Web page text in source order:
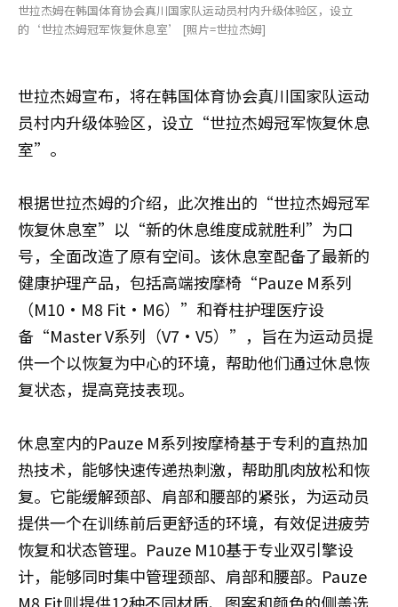
世拉杰姆在韩国体育协会真川国家队运动员村内升级体验区，设立
的‘世拉杰姆冠军恢复休息室’ [照片=世拉杰姆]
世拉杰姆宣布，将在韩国体育协会真川国家队运动
员村内升级体验区，设立“世拉杰姆冠军恢复休息
室”。
根据世拉杰姆的介绍，此次推出的“世拉杰姆冠军
恢复休息室”以“新的休息维度成就胜利”为口
号，全面改造了原有空间。该休息室配备了最新的
健康护理产品，包括高端按摩椅“Pauze M系列
（M10·M8 Fit·M6）”和脊柱护理医疗设
备“Master V系列（V7·V5）”，旨在为运动员提
供一个以恢复为中心的环境，帮助他们通过休息恢
复状态，提高竞技表现。
休息室内的Pauze M系列按摩椅基于专利的直热加
热技术，能够快速传递热刺激，帮助肌肉放松和恢
复。它能缓解颈部、肩部和腰部的紧张，为运动员
提供一个在训练前后更舒适的环境，有效促进疲劳
恢复和状态管理。Pauze M10基于专业双引擎设
计，能够同时集中管理颈部、肩部和腰部。Pauze
M8 Fit则提供12种不同材质、图案和颜色的侧盖选